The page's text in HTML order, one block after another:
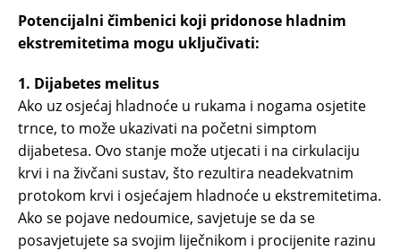
Potencijalni čimbenici koji pridonose hladnim
ekstremitetima mogu uključivati:
1. Dijabetes melitus
Ako uz osjećaj hladnoće u rukama i nogama osjetite
trnce, to može ukazivati ​​na početni simptom
dijabetesa. Ovo stanje može utjecati i na cirkulaciju
krvi i na živčani sustav, što rezultira neadekvatnim
protokom krvi i osjećajem hladnoće u ekstremitetima.
Ako se pojave nedoumice, savjetuje se da se
posavjetujete sa svojim liječnikom i procijenite razinu